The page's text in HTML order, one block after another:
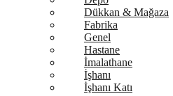
Dükkan & Mağaza
Fabrika
Genel
Hastane
İmalathane
İşhanı
İşhanı Katı